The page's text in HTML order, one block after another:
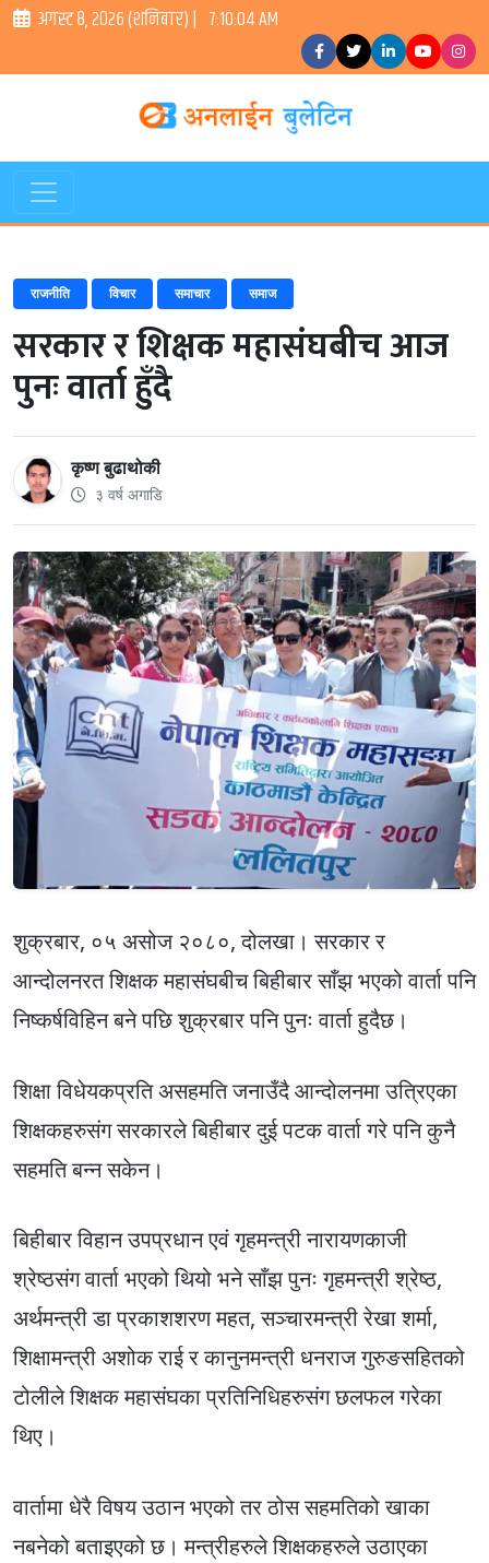
अगस्ट ८, २०२६ (शनिबार) | 7:10:05 AM
राजनीति विचार समाचार समाज
सरकार र शिक्षक महासंघबीच आज
पुनः वार्ता हुँदै
कृष्ण बुढाथोकी
३ वर्ष अगाडि
शुक्रबार, ०५ असोज २०८०, दोलखा। सरकार र
आन्दोलनरत शिक्षक महासंघबीच बिहीबार साँझ भएको वार्ता पनि
निष्कर्षविहिन बने पछि शुक्रबार पनि पुनः वार्ता हुदैछ।
शिक्षा विधेयकप्रति असहमति जनाउँदै आन्दोलनमा उत्रिएका
शिक्षकहरुसंग सरकारले बिहीबार दुई पटक वार्ता गरे पनि कुनै
सहमति बन्न सकेन।
बिहीबार विहान उपप्रधान एवं गृहमन्त्री नारायणकाजी
श्रेष्ठसंग वार्ता भएको थियो भने साँझ पुनः गृहमन्त्री श्रेष्ठ,
अर्थमन्त्री डा प्रकाशशरण महत, सञ्चारमन्त्री रेखा शर्मा,
शिक्षामन्त्री अशोक राई र कानुनमन्त्री धनराज गुरुङसहितको
टोलीले शिक्षक महासंघका प्रतिनिधिहरुसंग छलफल गरेका
थिए।
वार्तामा धेरै विषय उठान भएको तर ठोस सहमतिको खाका
नबनेको बताइएको छ। मन्त्रीहरुले शिक्षकहरुले उठाएका